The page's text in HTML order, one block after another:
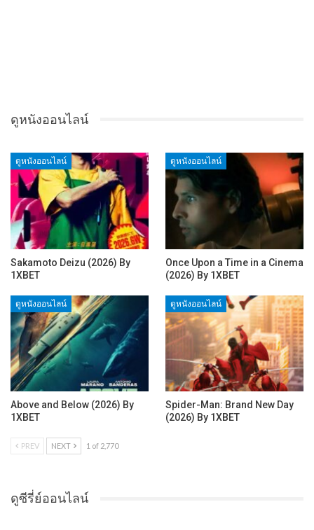
ดูหนังออนไลน์
ดูหนังออนไลน์
Sakamoto Deizu (2026) By
1XBET
ดูหนังออนไลน์
Once Upon a Time in a Cinema
(2026) By 1XBET
ดูหนังออนไลน์
Above and Below (2026) By
1XBET
ดูหนังออนไลน์
Spider-Man: Brand New Day
(2026) By 1XBET
PREV NEXT 1 of 2,770
ดูซีรี่ย์ออนไลน์